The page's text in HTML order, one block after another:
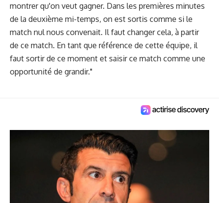
montrer qu'on veut gagner. Dans les premières minutes
de la deuxième mi-temps, on est sortis comme si le
match nul nous convenait. Il faut changer cela, à partir
de ce match. En tant que référence de cette équipe, il
faut sortir de ce moment et saisir ce match comme une
opportunité de grandir."